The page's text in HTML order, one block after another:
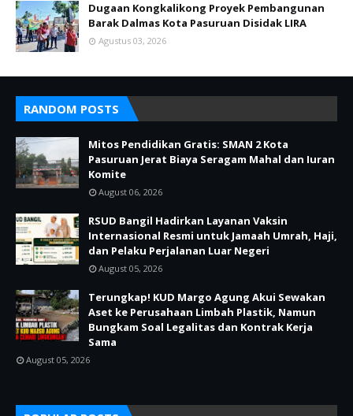
Dugaan Kongkalikong Proyek Pembangunan
Barak Dalmas Kota Pasuruan Disidak LIRA
Agustus 03, 2026
RANDOM POSTS
Mitos Pendidikan Gratis: SMAN 2 Kota
Pasuruan Jerat Biaya Seragam Mahal dan Iuran
Komite
August 06, 2026
RSUD Bangil Hadirkan Layanan Vaksin
Internasional Resmi untuk Jamaah Umrah, Haji,
dan Pelaku Perjalanan Luar Negeri
August 05, 2026
Terungkap! KUD Margo Agung Akui Sewakan
Aset ke Perusahaan Limbah Plastik, Namun
Bungkam Soal Legalitas dan Kontrak Kerja
Sama
August 05, 2026